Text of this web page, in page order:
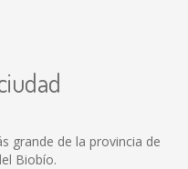
grande de la provincia de
Biobío.